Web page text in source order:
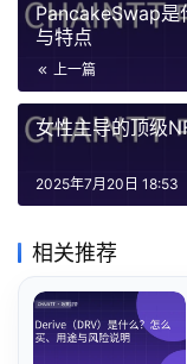
PancakeSwap是
与特点
上一篇
女性主导的顶级
2025年7月20日 18:53
相关推荐